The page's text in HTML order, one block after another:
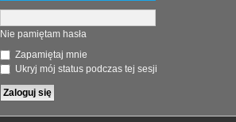
Nie pamiętam hasła
Zapamiętaj mnie
Ukryj mój status podczas tej sesji